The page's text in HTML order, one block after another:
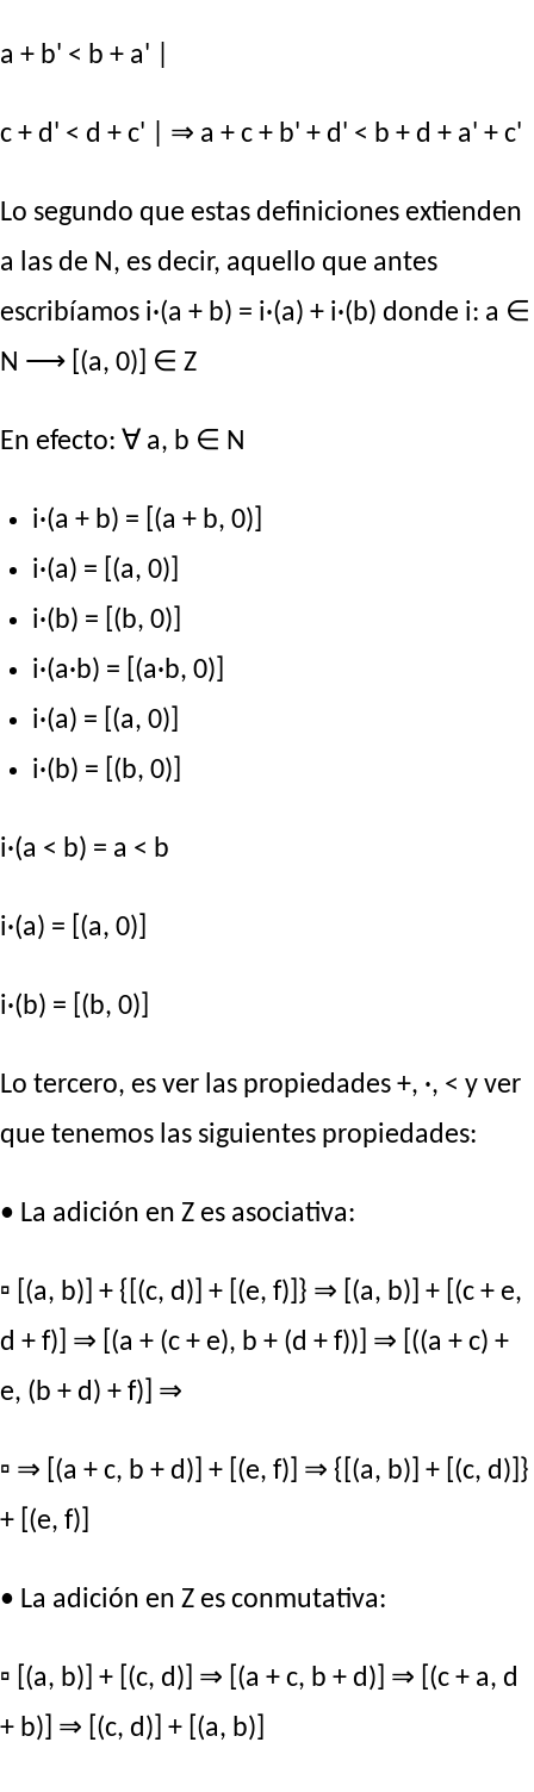
a + b' < b + a' |
c + d' < d + c' | ⇒ a + c + b' + d' < b + d + a' + c'
Lo segundo que estas definiciones extienden
a las de N, es decir, aquello que antes
escribíamos i·(a + b) = i·(a) + i·(b) donde i: a ∈
N ⟶ [(a, 0)] ∈ Z
En efecto: ∀ a, b ∈ N
i·(a + b) = [(a + b, 0)]
i·(a) = [(a, 0)]
i·(b) = [(b, 0)]
i·(a·b) = [(a·b, 0)]
i·(a) = [(a, 0)]
i·(b) = [(b, 0)]
i·(a < b) = a < b
i·(a) = [(a, 0)]
i·(b) = [(b, 0)]
Lo tercero, es ver las propiedades +, ·, < y ver
que tenemos las siguientes propiedades:
• La adición en Z es asociativa:
▫ [(a, b)] + {[(c, d)] + [(e, f)]} ⇒ [(a, b)] + [(c + e,
d + f)] ⇒ [(a + (c + e), b + (d + f))] ⇒ [((a + c) +
e, (b + d) + f)] ⇒
▫ ⇒ [(a + c, b + d)] + [(e, f)] ⇒ {[(a, b)] + [(c, d)]}
+ [(e, f)]
• La adición en Z es conmutativa:
▫ [(a, b)] + [(c, d)] ⇒ [(a + c, b + d)] ⇒ [(c + a, d
+ b)] ⇒ [(c, d)] + [(a, b)]